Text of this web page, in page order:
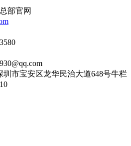
部官网
圳市宝安区龙华民治大道648号牛栏